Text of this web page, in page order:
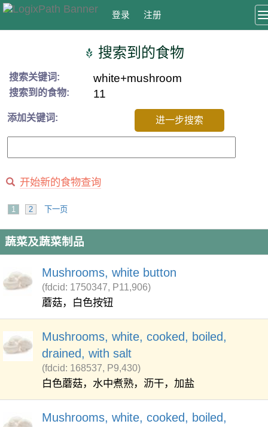
登录 注册
搜索到的食物
搜索关键词: white+mushroom
搜索到的食物: 11
添加关键词: 进一步搜索
开始新的食物查询
1 2 下一页
蔬菜及蔬菜制品
Mushrooms, white button
(fdcid: 1750347, P11,906)
蘑菇，白色按钮
Mushrooms, white, cooked, boiled,
drained, with salt
(fdcid: 168537, P9,430)
白色蘑菇，水中煮熟，沥干，加盐
Mushrooms, white, cooked, boiled,